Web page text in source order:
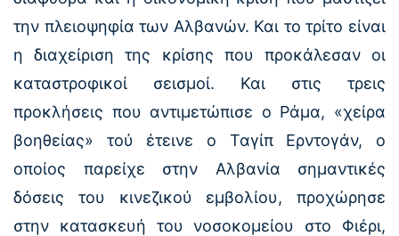
την πλειοψηφία των Αλβανών. Και το τρίτο είναι
η διαχείριση της κρίσης που προκάλεσαν οι
καταστροφικοί σεισμοί. Και στις τρεις
προκλήσεις που αντιμετώπισε ο Ράμα, «χείρα
βοηθείας» τού έτεινε ο Ταγίπ Ερντογάν, ο
οποίος παρείχε στην Αλβανία σημαντικές
δόσεις του κινεζικού εμβολίου, προχώρησε
στην κατασκευή του νοσοκομείου στο Φιέρι,